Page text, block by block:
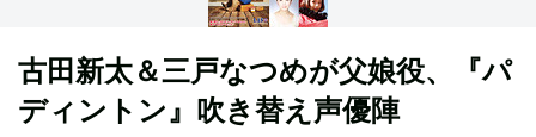
古田新太＆三戸なつめが父娘役、『パ
ディントン』吹き替え声優陣